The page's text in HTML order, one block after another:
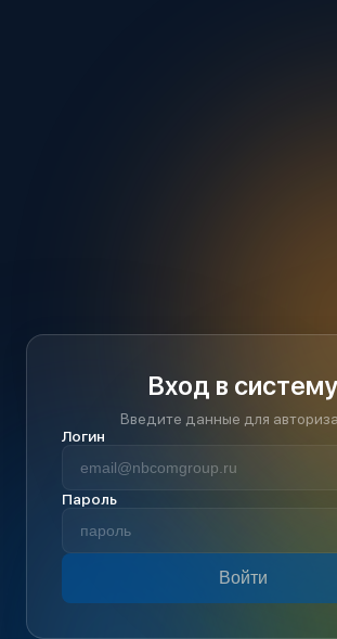
Вход в систему
Введите данные для
Логин
Пароль
Войти